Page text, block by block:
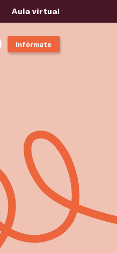
Aula virtual
Infórmate